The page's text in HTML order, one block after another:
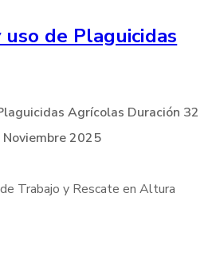
uso de Plaguicidas
Agrícolas Duración 32
2025